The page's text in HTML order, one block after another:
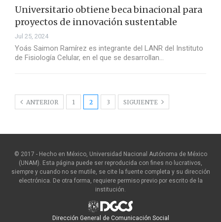
Universitario obtiene beca binacional para
proyectos de innovación sustentable
Jul 25, 2024
Yoás Saimon Ramírez es integrante del LANR del Instituto
de Fisiología Celular, en el que se desarrollan…
ANTERIOR 1 2 3 SIGUIENTE
© 2017 - Hecho en México, Universidad Nacional Autónoma de México
(UNAM). Esta página puede ser reproducida con fines no lucrativos,
siempre y cuando no se mutile, se cite la fuente completa y su dirección
electrónica. De otra forma, requiere permiso previo por escrito de la
institución.
Dirección General de Comunicación Social